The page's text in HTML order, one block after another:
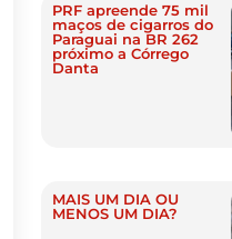
PRF apreende 75 mil
maços de cigarros do
Paraguai na BR 262
próximo a Córrego
Danta
MAIS UM DIA OU
MENOS UM DIA?